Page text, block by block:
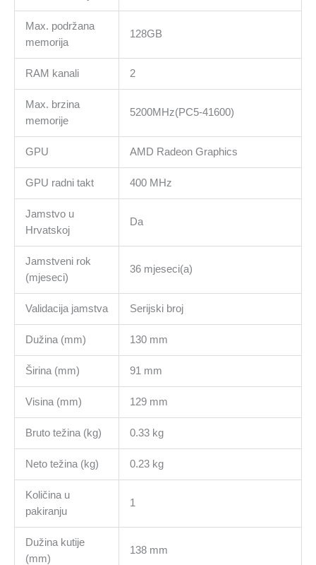
Max. podržana
memorija
128GB
RAM kanali 2
Max. brzina
memorije
5200MHz(PC5-41600)
GPU AMD Radeon Graphics
GPU radni takt 400 MHz
Jamstvo u
Hrvatskoj
Da
Jamstveni rok
(mjeseci)
36 mjeseci(a)
Validacija jamstva Serijski broj
Dužina (mm) 130 mm
Širina (mm) 91 mm
Visina (mm) 129 mm
Bruto težina (kg) 0.33 kg
Neto težina (kg) 0.23 kg
Količina u
pakiranju
1
Dužina kutije
(mm)
138 mm